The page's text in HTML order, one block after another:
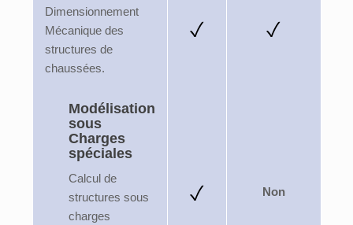
Dimensionnement
Mécanique des
structures de
chaussées.
Modélisation
sous
Charges
spéciales
Calcul de
structures sous
charges
Non